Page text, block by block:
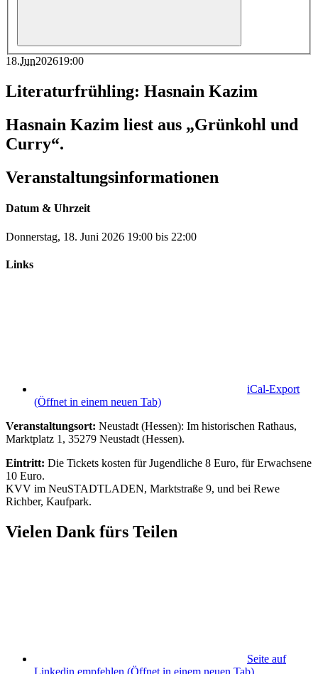
18.Jun202619:00
Literaturfrühling: Hasnain Kazim
Hasnain Kazim liest aus „Grünkohl und
Curry“.
Veranstaltungsinformationen
Datum & Uhrzeit
Donnerstag, 18. Juni 2026 19:00 bis 22:00
Links
iCal-Export
(Öffnet in einem neuen Tab)
Veranstaltungsort: Neustadt (Hessen): Im historischen Rathaus,
Marktplatz 1, 35279 Neustadt (Hessen).
Eintritt: Die Tickets kosten für Jugendliche 8 Euro, für Erwachsene
10 Euro.
KVV im NeuSTADTLADEN, Marktstraße 9, und bei Rewe
Richber, Kaufpark.
Vielen Dank fürs Teilen
Seite auf
Linkedin empfehlen (Öffnet in einem neuen Tab)